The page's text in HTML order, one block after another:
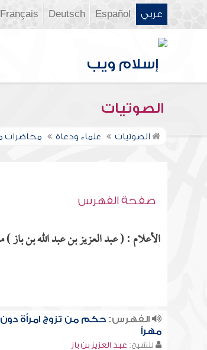
عربي Español
Deutsch
Français
الصوتيات
الصوتيات علماء ودعاة محاضرات
صفحة الفهرس
الأعلام : ( عبد العزيز بن عبد الله بن باز )
الفهرس:حكم من تزوج امرأة
مهراً
للشيخ: عبد العزيز بن باز